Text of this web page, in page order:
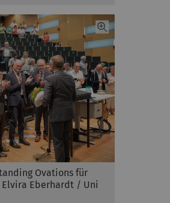
Ovations für
Elvira Eberhardt / Uni